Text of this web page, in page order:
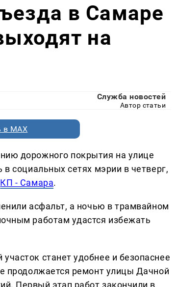
в Самаре
на
Служба новостей
Автор статьи
в MAX
дорожного покрытия на улице
социальных сетях мэрии в четверг,
КП - Самара.
асфальт, а ночью в трамвайном
работам удастся избежать
станет удобнее и безопаснее
продолжается ремонт улицы Дачной